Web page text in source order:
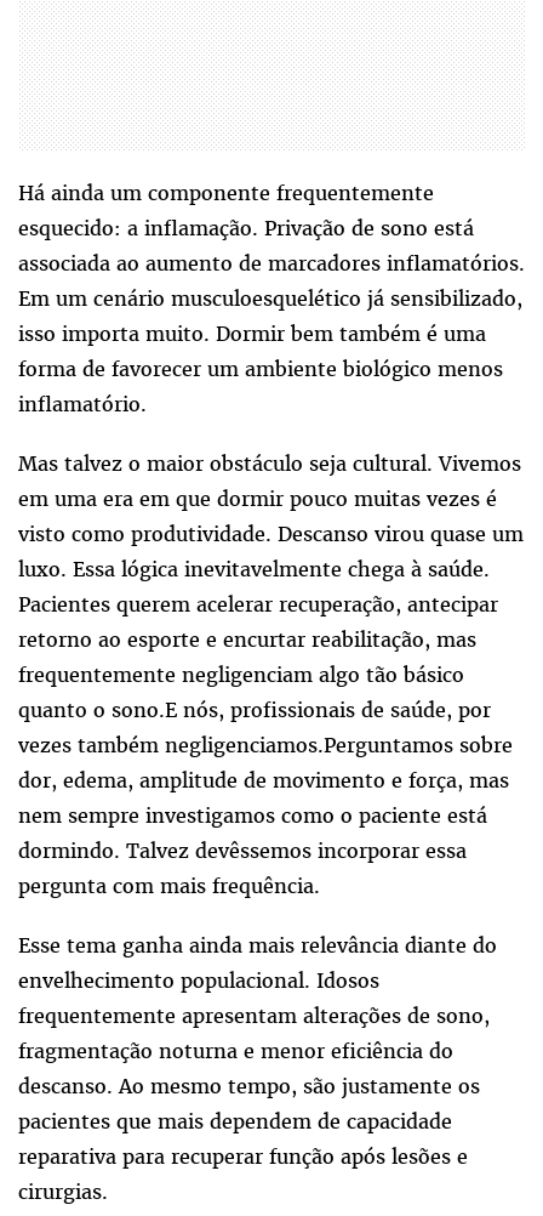
Há ainda um componente frequentemente
esquecido: a inflamação. Privação de sono está
associada ao aumento de marcadores inflamatórios.
Em um cenário musculoesquelético já sensibilizado,
isso importa muito. Dormir bem também é uma
forma de favorecer um ambiente biológico menos
inflamatório.
Mas talvez o maior obstáculo seja cultural. Vivemos
em uma era em que dormir pouco muitas vezes é
visto como produtividade. Descanso virou quase um
luxo. Essa lógica inevitavelmente chega à saúde.
Pacientes querem acelerar recuperação, antecipar
retorno ao esporte e encurtar reabilitação, mas
frequentemente negligenciam algo tão básico
quanto o sono.E nós, profissionais de saúde, por
vezes também negligenciamos.Perguntamos sobre
dor, edema, amplitude de movimento e força, mas
nem sempre investigamos como o paciente está
dormindo. Talvez devêssemos incorporar essa
pergunta com mais frequência.
Esse tema ganha ainda mais relevância diante do
envelhecimento populacional. Idosos
frequentemente apresentam alterações de sono,
fragmentação noturna e menor eficiência do
descanso. Ao mesmo tempo, são justamente os
pacientes que mais dependem de capacidade
reparativa para recuperar função após lesões e
cirurgias.